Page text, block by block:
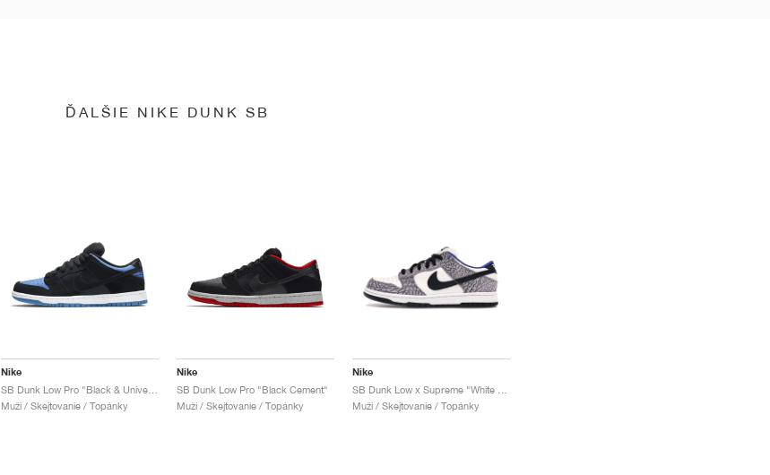
ĎALŠIE NIKE DUNK SB
Nike
Muži / Skejtovanie / Topánky
Nike
SB Dunk Low Pro "Black Cement"
Muži / Skejtovanie / Topánky
Nike
Muži / Skejtovanie / Topánky